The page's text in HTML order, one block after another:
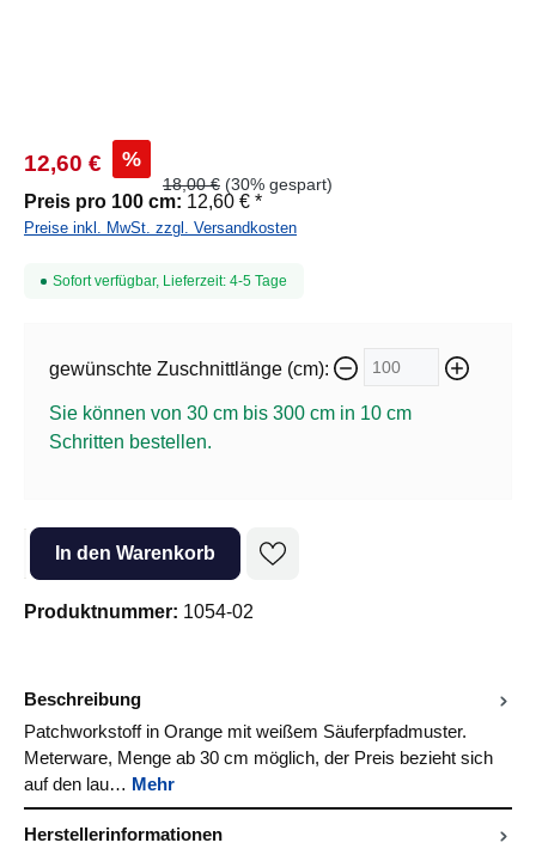
12,60 € %
18,00 € (30% gespart)
Preis pro 100 cm: 12,60 € *
Preise inkl. MwSt. zzgl. Versandkosten
Sofort verfügbar, Lieferzeit: 4-5 Tage
gewünschte Zuschnittlänge (cm):
Sie können von 30 cm bis 300 cm in 10 cm
Schritten bestellen.
Produkt Anzahl: Gib den gewünschten Wert ein oder benutze die
In den Warenkorb
Produktnummer: 1054-02
Beschreibung
Patchworkstoff in Orange mit weißem Säuferpfadmuster.
Meterware, Menge ab 30 cm möglich, der Preis bezieht sich
auf den lau… Mehr
Herstellerinformationen